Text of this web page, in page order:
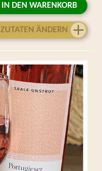
IN DEN WARENKORB
ZUTATEN ÄNDERN